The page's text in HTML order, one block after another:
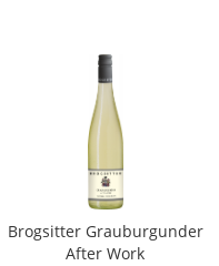
Brogsitter Grauburgunder
After Work